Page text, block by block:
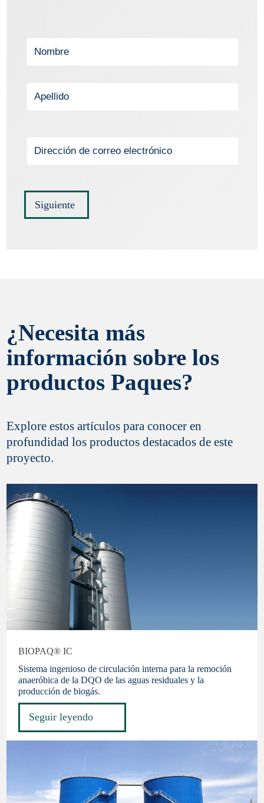
Siguiente
Sí, deseo recibir información comercial y ofertas
de productos de Paques
Finalizar el registro
¿Necesita más
información sobre los
productos Paques?
Explore estos artículos para conocer en
profundidad los productos destacados de este
proyecto.
BIOPAQ® IC
Sistema ingenioso de circulación interna para la remoción
anaeróbica de la DQO de las aguas residuales y la
producción de biogás.
Seguir leyendo